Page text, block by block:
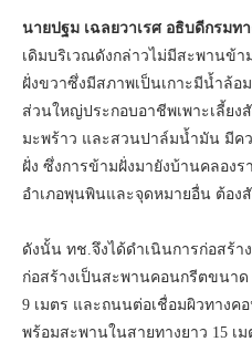
นายปฐม เฉลยวาเรศ อธิบดีกรมท
เดิมบริเวณดังกล่าวไม่มีสะพานข้
ฝั่งขวาซึ่งมีสภาพเป็นเกาะมีน้ำล้
ส่วนใหญ่ประกอบอาชีพเพาะเลี้ย
มะพร้าว และสวนปาล์มน้ำมัน มีค
ฝั่ง ซึ่งการข้ามฝั่งมายังบ้านคลอง
อำเภอพุนพินและจุดหมายอื่น ต้อง
ดังนั้น ทช.จึงได้ดำเนินการก่อสร้า
ก่อสร้างเป็นสะพานคอนกรีตขนาด
9 เมตร และถนนต่อเชื่อมผิวทางค
พร้อมสะพานในสายทางยาว 15 เ